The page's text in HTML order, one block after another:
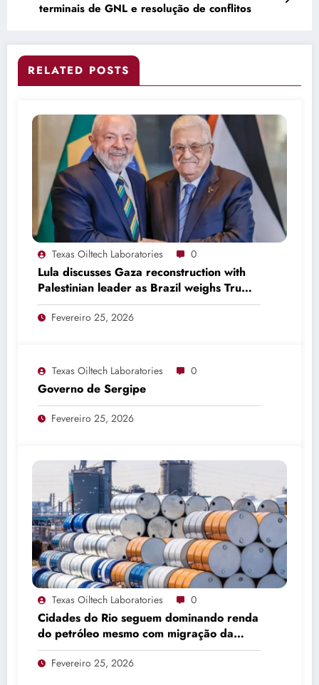
terminais de GNL e resolução de conflitos
RELATED POSTS
Texas Oiltech Laboratories 0
Lula discusses Gaza reconstruction with
Palestinian leader as Brazil weighs Trump
invitation
Fevereiro 25, 2026
Texas Oiltech Laboratories 0
Governo de Sergipe
Fevereiro 25, 2026
Texas Oiltech Laboratories 0
Cidades do Rio seguem dominando renda
do petróleo mesmo com migração da
produção
Fevereiro 25, 2026